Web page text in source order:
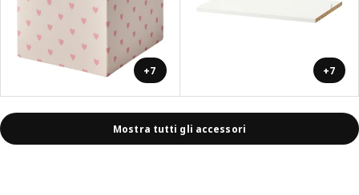
+7 +7
Mostra tutti gli accessori